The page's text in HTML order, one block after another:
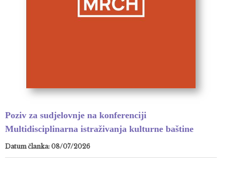
Poziv za sudjelovnje na konferenciji
Multidisciplinarna istraživanja kulturne baštine
Datum članka: 08/07/2026